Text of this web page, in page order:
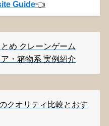
Guide👈️
め クレーンゲーム
ア・箱物系 実例紹介
クオリティ比較とおす